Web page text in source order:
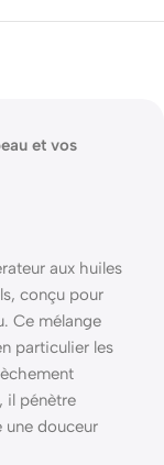
et vos
aux huiles
conçu pour
Ce mélange
particulier les
il pénètre
une douceur